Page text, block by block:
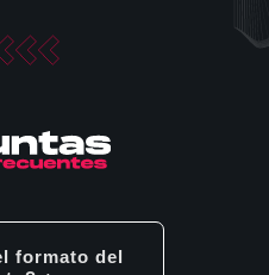
formato del